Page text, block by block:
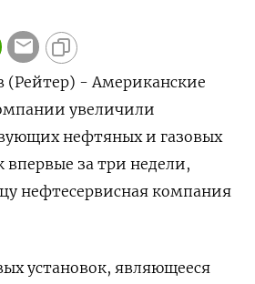
- Американские
⁠увеличили
нефтяных и газовых
⁠впервые ​за три ⁠недели,
нефтесервисная компания
‍установок, являющееся